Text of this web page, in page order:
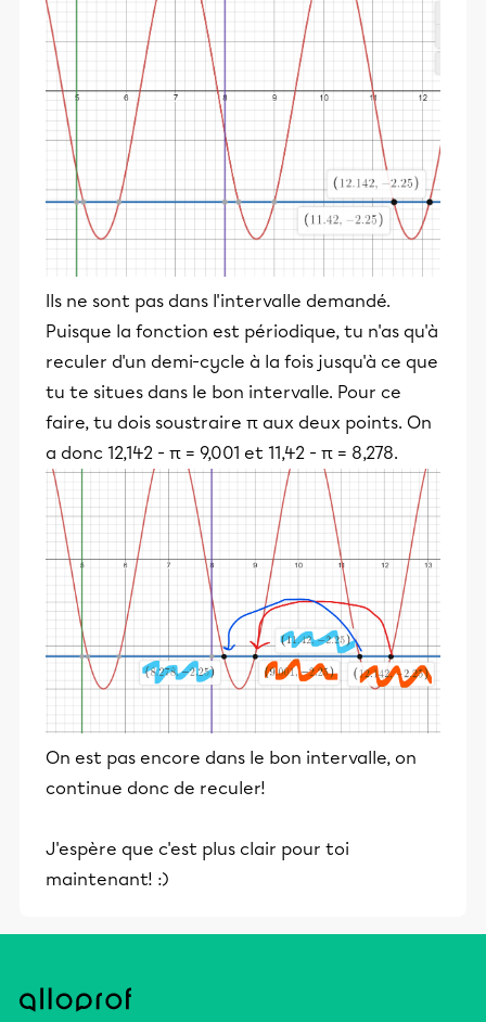
Ils ne sont pas dans l'intervalle demandé.
Puisque la fonction est périodique, tu n'as qu'à
reculer d'un demi-cycle à la fois jusqu'à ce que
tu te situes dans le bon intervalle. Pour ce
faire, tu dois soustraire π aux deux points. On
a donc 12,142 - π = 9,001 et 11,42 - π = 8,278.
On est pas encore dans le bon intervalle, on
continue donc de reculer!
J'espère que c'est plus clair pour toi
maintenant! :)